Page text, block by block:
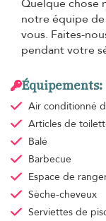
Quelque chose
notre équipe
vous. Faites-
pendant votre
Équipements:
Air conditionné
Articles de
Balé
Barbecue
Espace de
Sèche-cheveux
Serviettes de